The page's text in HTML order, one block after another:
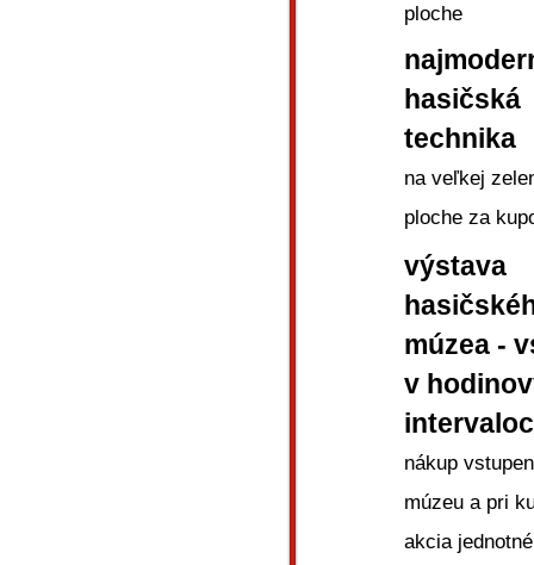
ploche
hasičská
technika
na veľkej
ploche za
výstava
múzea -
v
nákup
múzeu a pri
akcia jednotné